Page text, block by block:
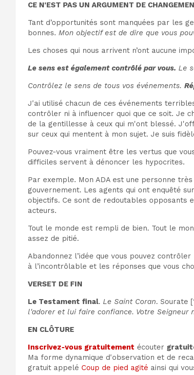
CE N'EST PAS UN ARGUMENT DE
Tant d’opportunités sont manquées par les
bonnes. Mon objectif est de dire que vous
Les choses qui nous arrivent n’ont aucune
Le sens est également contrôlé par vous. Le
Contrôlez le sens de tous vos événements.
J'ai utilisé chacun de ces événements
contrôler ni à influencer quoi que ce soit. Je
de la gentillesse à ceux qui m'ont blessé.
sur ceux qui mentent à mon sujet. Je suis
Pouvez-vous vraiment être les vertus que
difficiles servent à dénoncer les hypocrites.
Par exemple. Mon ADA est une personne
gouvernement. Les agents qui ont enquêté
objectifs. Ce sont de redoutables opposants
acteurs.
Tout le monde est rempli de bien. Tout le
assez de pitié.
Abandonnez l’idée que vous pouvez
à l’incontrôlable et les réponses que vous
VERSET DE FIN
Le Testament final. Le Saint Coran. Sourate
l'adorer et lui faire confiance. Votre Seigneur
EN CLÔTURE
Inscrivez-vous gratuitement écouter
Ma forme dynamique d'observation et de
gratuit appelé Coup de pied agité ainsi qui